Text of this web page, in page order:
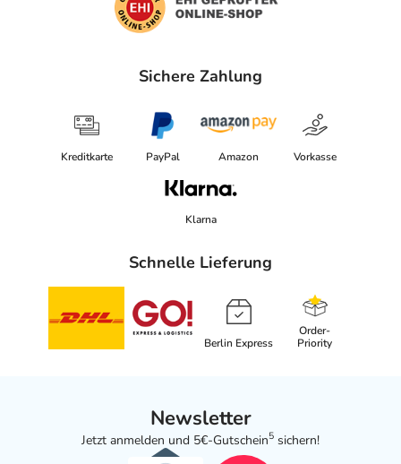
Sichere Zahlung
Kreditkarte PayPal Amazon Vorkasse
Klarna
Schnelle Lieferung
Berlin Express
Order-
Priority
Newsletter
Jetzt anmelden und 5€-Gutschein5 sichern!